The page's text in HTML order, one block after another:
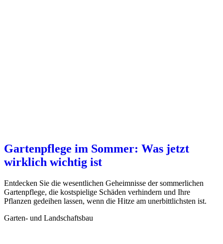
Gartenpflege im Sommer: Was jetzt
wirklich wichtig ist
Entdecken Sie die wesentlichen Geheimnisse der sommerlichen
Gartenpflege, die kostspielige Schäden verhindern und Ihre
Pflanzen gedeihen lassen, wenn die Hitze am unerbittlichsten ist.
Garten- und Landschaftsbau